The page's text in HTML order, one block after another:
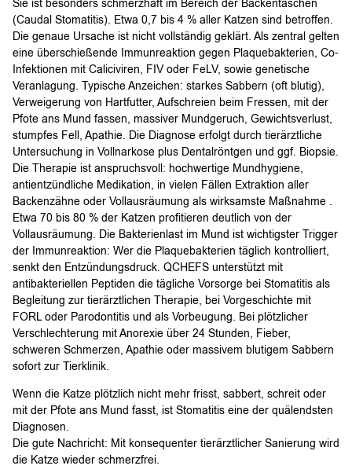
Sie ist besonders schmerzhaft im Bereich der Backentaschen
(Caudal Stomatitis). Etwa 0,7 bis 4 % aller Katzen sind betroffen.
Die genaue Ursache ist nicht vollständig geklärt. Als zentral gelten
eine überschießende Immunreaktion gegen Plaquebakterien, Co-
Infektionen mit Caliciviren, FIV oder FeLV, sowie genetische
Veranlagung. Typische Anzeichen: starkes Sabbern (oft blutig),
Verweigerung von Hartfutter, Aufschreien beim Fressen, mit der
Pfote ans Mund fassen, massiver Mundgeruch, Gewichtsverlust,
stumpfes Fell, Apathie. Die Diagnose erfolgt durch tierärztliche
Untersuchung in Vollnarkose plus Dentalröntgen und ggf. Biopsie.
Die Therapie ist anspruchsvoll: hochwertige Mundhygiene,
antientzündliche Medikation, in vielen Fällen Extraktion aller
Backenzähne oder Vollausräumung als wirksamste Maßnahme .
Etwa 70 bis 80 % der Katzen profitieren deutlich von der
Vollausräumung. Die Bakterienlast im Mund ist wichtigster Trigger
der Immunreaktion: Wer die Plaquebakterien täglich kontrolliert,
senkt den Entzündungsdruck. QCHEFS unterstützt mit
antibakteriellen Peptiden die tägliche Vorsorge bei Stomatitis als
Begleitung zur tierärztlichen Therapie, bei Vorgeschichte mit
FORL oder Parodontitis und als Vorbeugung. Bei plötzlicher
Verschlechterung mit Anorexie über 24 Stunden, Fieber,
schweren Schmerzen, Apathie oder massivem blutigem Sabbern
sofort zur Tierklinik.
Wenn die Katze plötzlich nicht mehr frisst, sabbert, schreit oder
mit der Pfote ans Mund fasst, ist Stomatitis eine der quälendsten
Diagnosen.
Die gute Nachricht: Mit konsequenter tierärztlicher Sanierung wird
die Katze wieder schmerzfrei.